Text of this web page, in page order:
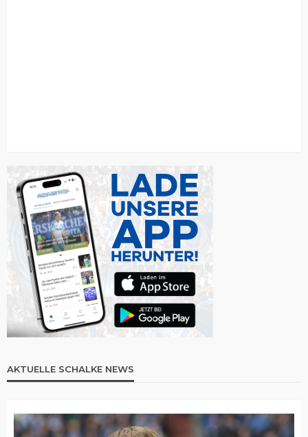
AKTUELLE SCHALKE NEWS